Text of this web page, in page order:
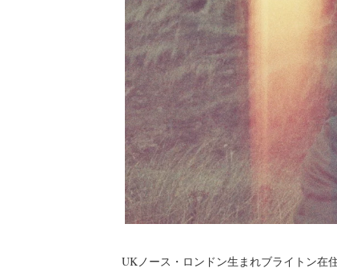
UKノース・ロンドン生まれブライトン在